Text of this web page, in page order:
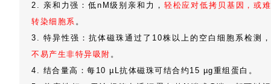
2. 亲和力强：低nM级别亲和力， 轻松应对低拷贝基因，或难
转染细胞系 。
3. 特异性强：抗体磁珠通过了10株以上的空白细胞系检测，
不易产生非特异吸附 。
4. 结合量高：每10 µL抗体磁珠可结合约15 µg重组蛋白。